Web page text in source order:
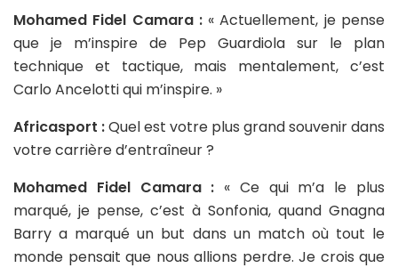
Mohamed Fidel Camara : « Actuellement, je pense
que je m’inspire de Pep Guardiola sur le plan
technique et tactique, mais mentalement, c’est
Carlo Ancelotti qui m’inspire. »
Africasport :Quel est votre plus grand souvenir dans
votre carrière d’entraîneur ?
Mohamed Fidel Camara : « Ce qui m’a le plus
marqué, je pense, c’est à Sonfonia, quand Gnagna
Barry a marqué un but dans un match où tout le
monde pensait que nous allions perdre. Je crois que